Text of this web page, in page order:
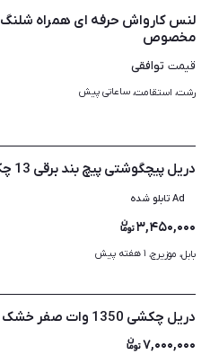
لنس کارواش حرفه ای همراه شلنگ
مخصوص
قیمت توافقی
رشت، استقامت، ساعاتی پیش
دریل پیچگوشتی پیچ بند برقی 13 چکشی دار
Ad تابلو شده
۳,۴۵۰,۰۰۰
بابل، موزیرج، ۱ هفته پیش
دریل چکشی 1350 وات صفر خشک
۷,۰۰۰,۰۰۰